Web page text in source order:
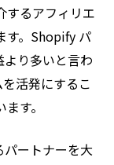
するアフィリエ
す。Shopify パ
り多いと言わ
活発にするこ
す。
ートナーを大